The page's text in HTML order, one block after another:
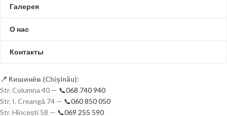
Галерея
О нас
Контакты
📍 Кишинёв (Chișinău):
Str. Columna 40 — 📞068 740 940
Str. I. Creangă 74 — 📞060 850 050
Str. Hîncești 58 — 📞069 255 590